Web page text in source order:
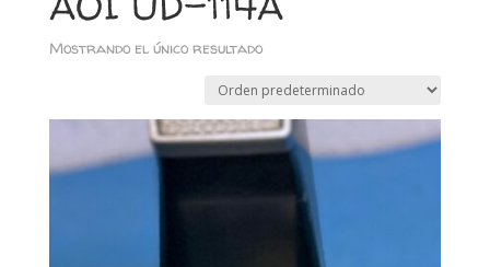
Mostrando el único resultado